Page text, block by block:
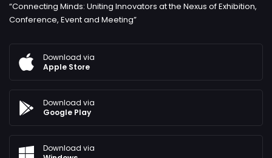
“Connecting Minds: Uniting Innovators at the Nexus of Exhibition,
Conference, Event and Meeting”
Download via
Apple Store
Download via
Google Play
Download via